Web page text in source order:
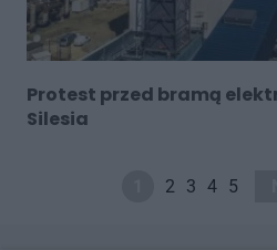
Protest przed bramą
Silesia
2 3 4 5